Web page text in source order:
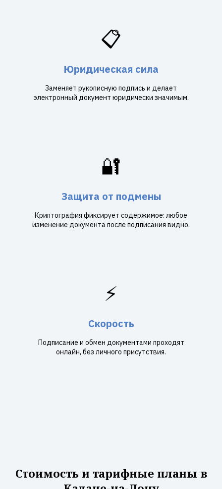
📋
Юридическая сила
Заменяет рукописную подпись и делает
электронный документ юридически значимым.
🔐
Защита от подмены
Криптография фиксирует содержимое: любое
изменение документа после подписания видно.
⚡
Скорость
Подписание и обмен документами проходят
онлайн, без личного присутствия.
Стоимость и тарифные планы в